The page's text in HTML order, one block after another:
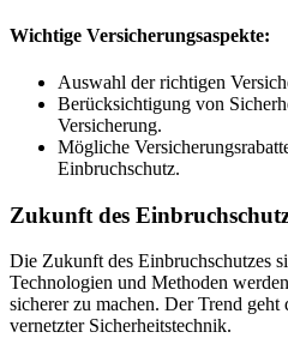
Wichtige Versicherungsaspekte:
Auswahl der richtigen
Berücksichtigung von
Versicherung.
Mögliche
Einbruchschutz.
Zukunft des
Die Zukunft des Einbruchschutzes
Technologien und Methoden
sicherer zu machen. Der Trend geht
vernetzter Sicherheitstechnik.